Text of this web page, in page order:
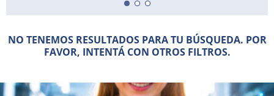
NO TENEMOS RESULTADOS PARA TU BÚSQUEDA. POR
FAVOR, INTENTÁ CON OTROS FILTROS.